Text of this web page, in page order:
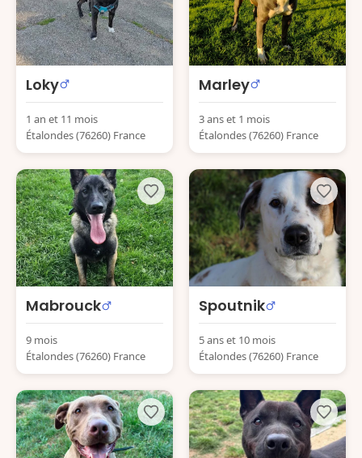
Loky
1 an et 11 mois
Étalondes (76260) France
Marley
3 ans et 1 mois
Étalondes (76260) France
Mabrouck
9 mois
Étalondes (76260) France
Spoutnik
5 ans et 10 mois
Étalondes (76260) France